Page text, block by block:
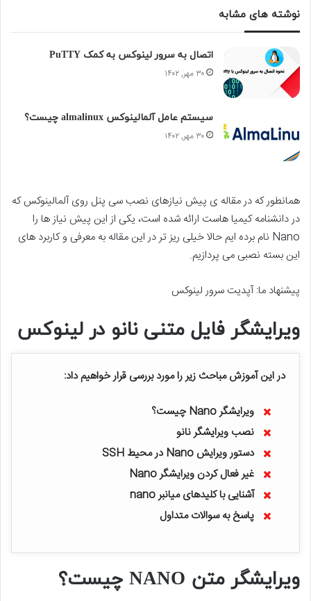
نوشته های مشابه
اتصال به سرور لینوکس به کمک PuTTY
۳۰ مهر, ۱۴۰۲
سیستم عامل آلمالینوکس almalinux چیست؟
۳۰ مهر, ۱۴۰۲
همانطور که در مقاله ی پیش نیازهای نصب سی پنل روی آلمالینوکس که
در دانشنامه کیمیا هاست ارائه شده است، یکی از این پیش نیاز ها را
Nano نام برده ایم حالا خیلی ریز تر در این مقاله به معرفی و کاربرد های
این بسته نصبی می پردازیم.
پیشنهاد ما:آپدیت سرور لینوکس
ویرایشگر فایل متنی نانو در لینوکس
در این آموزش مباحث زیر را مورد بررسی قرار خواهیم داد:
ویرایشگر Nano چیست؟
نصب ویرایشگر نانو
دستور ویرایش Nano در محیط SSH
غیر فعال کردن ویرایشگر Nano
آشنایی با کلیدهای میانبرnano
پاسخ به سوالات متداول
ویرایشگر متن NANO چیست؟